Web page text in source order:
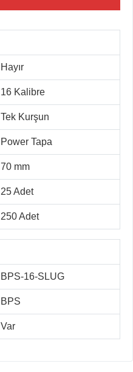
Hayır
16 Kalibre
Tek Kurşun
Power Tapa
70 mm
25 Adet
250 Adet
BPS-16-SLUG
BPS
Var